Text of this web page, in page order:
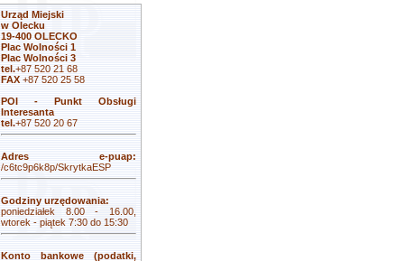
Urząd Miejski
w Olecku
19-400 OLECKO
Plac Wolności 1
Plac Wolności 3
tel.+87 520 21 68
FAX +87 520 25 58
POI - Punkt Obsługi
Interesanta
tel.+87 520 20 67
Adres e-puap:
/c6tc9p6k8p/SkrytkaESP
Godziny urzędowania:
poniedziałek 8.00 - 16.00,
wtorek - piątek 7:30 do 15:30
Konto bankowe (podatki,